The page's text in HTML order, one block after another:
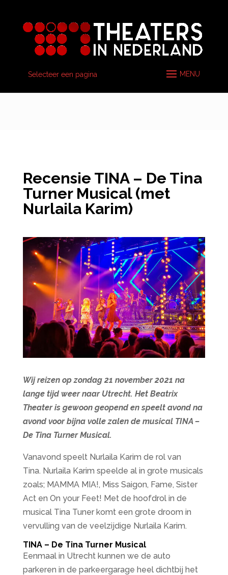
Selecteer een pagina
Recensie TINA – De Tina
Turner Musical (met
Nurlaila Karim)
Wij reizen op zondag 21 november 2021 na
lange tijd weer naar Utrecht. Het Beatrix
Theater is gewoon geopend en speelt avond na
avond voor bijna volle zalen de musical TINA –
De Tina Turner Musical.
Vanavond speelt Nurlaila Karim de rol van
Tina. Nurlaila Karim speelde al in grote musicals
zoals; MAMMA MIA!, Miss Saigon, Fame, Sister
Act en On your Feet! Met de hoofdrol in de
musical Tina Tuner komt een grote droom in
vervulling van de veelzijdige Nurlaila Karim.
TINA – De Tina Turner Musical
Eenmaal in Utrecht kunnen we de auto
parkeren in de parkeergarage heel dichtbij het